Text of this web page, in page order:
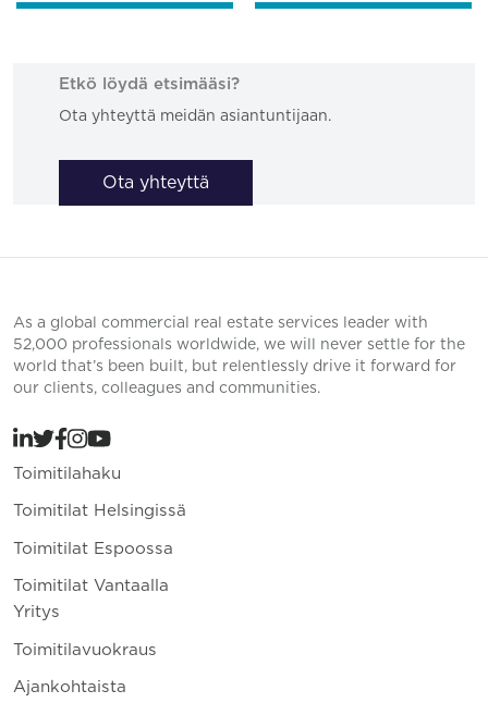
Etkö löydä etsimääsi?
Ota yhteyttä meidän asiantuntijaan.
Ota yhteyttä
As a global commercial real estate services leader with
52,000 professionals worldwide, we will never settle for the
world that’s been built, but relentlessly drive it forward for
our clients, colleagues and communities.
Toimitilahaku
Toimitilat Helsingissä
Toimitilat Espoossa
Toimitilat Vantaalla
Yritys
Toimitilavuokraus
Ajankohtaista